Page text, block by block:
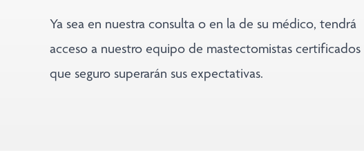
Ya sea en nuestra consulta o en la de su médico, tendrá
acceso a nuestro equipo de mastectomistas certificados
que seguro superarán sus expectativas.